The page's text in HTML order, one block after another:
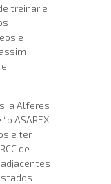
treinar e
e
a Alferes
ASAREX
e ter
de